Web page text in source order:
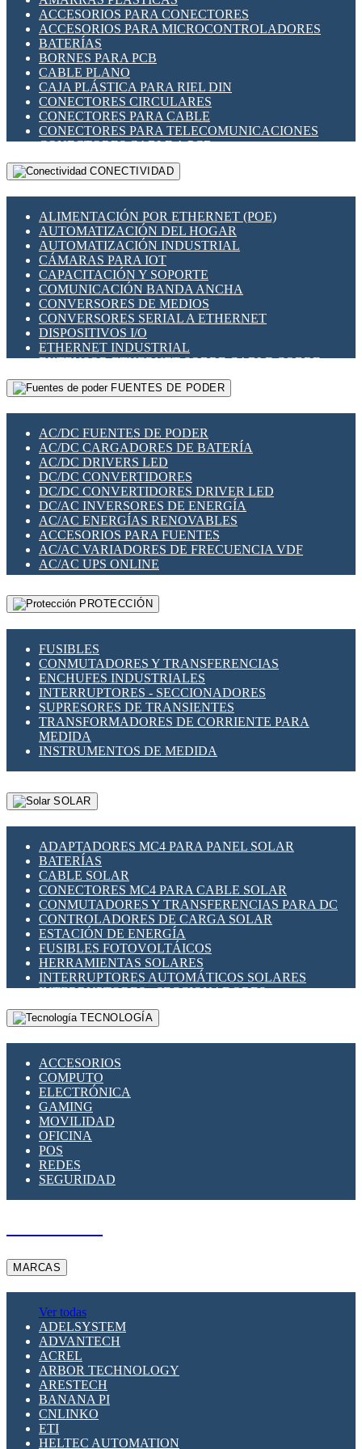
INDICADORES PARA PANEL
INTERFACES DE RELÉ
INTERRUPTORES FIN DE CARRERA
LLAVES CONMUTADORAS
MEDIDORES DE ENERGÍA Y TC'S DE CORRIENTE
MOTORES PASO A PASO
PANTALLAS HMI
PLC -CONTROLADORES LÓGICO PROGRAMABLES
PROGRAMADORES DE HORARIO
RELÉS DE PROTECCIÓN
SENSORES CAPACITIVOS
SENSORES INDUCTIVOS
TEMPORIZADORES
VARIACS
VARIADORES DE FRECUENCIA [VDF]
SECCIONADORES - INTERRUPTORES
MAQUINARIA
ACCESORIOS PARA CONECTORES
ACCESORIOS PARA MICROCONTROLADORES
BATERÍAS
BORNES PARA PCB
CABLE PLANO
CAJA PLÁSTICA PARA RIEL DIN
CONECTORES CIRCULARES
CONECTORES PARA CABLE
CONECTORES PARA TELECOMUNICACIONES
CONECTORES CABLE A PCB
CONECTORES PCB A CABLE
DIP SWITCHES
HERRAMIENTAS VARIAS
ILUMINACIÓN LED
INTERRUPTORES REED
INTERFACES DE RELÉ
OTROS RELÉS
PROTECCIÓN TÉRMICA
RELÉS AUTOMOTRICES
RELÉS DE SEÑAL
RELÉS DE ESTADO SÓLIDO SSR
RELÉS INDUSTRIALES
RELÉS MINIATURA DE POTENCIA
SENSORES MAGNÉTICOS
SWITCH Y MICROSWITCH
TARJETAS PI
UNIÓN Y DERIVACIÓN DE CABLE
CONECTIVIDAD
ALIMENTACIÓN POR ETHERNET (POE)
AUTOMATIZACIÓN DEL HOGAR
AUTOMATIZACIÓN INDUSTRIAL
CÁMARAS PARA IOT
CAPACITACIÓN Y SOPORTE
COMUNICACIÓN BANDA ANCHA
CONVERSORES DE MEDIOS
CONVERSORES SERIAL A ETHERNET
DISPOSITIVOS I/O
ETHERNET INDUSTRIAL
EXTENSOR ETHERNET SOBRE CABLE COBRE
GATEWAY LORAWAN
GESTIÓN DE REDES
PLACAS MODULARES IOT
SWITCHES Y REDES WIFI
SOLUCIONES IOT
SOLUCIONES LORAWAN
SOLUCIONES RED CELULAR
SEGURIDAD PARA REDES
SWITCHES LAN
TELEFONÍA IP (VOIP)
VIGILANCIA IP (CCTV)
MESHTASTIC
FUENTES DE PODER
AC/DC FUENTES DE PODER
AC/DC CARGADORES DE BATERÍA
AC/DC DRIVERS LED
DC/DC CONVERTIDORES
DC/DC CONVERTIDORES DRIVER LED
DC/AC INVERSORES DE ENERGÍA
AC/AC ENERGÍAS RENOVABLES
ACCESORIOS PARA FUENTES
AC/AC VARIADORES DE FRECUENCIA VDF
AC/AC UPS ONLINE
PROTECCIÓN
FUSIBLES
CONMUTADORES Y TRANSFERENCIAS
ENCHUFES INDUSTRIALES
INTERRUPTORES - SECCIONADORES
SUPRESORES DE TRANSIENTES
TRANSFORMADORES DE CORRIENTE PARA
MEDIDA
INSTRUMENTOS DE MEDIDA
SOLAR
ADAPTADORES MC4 PARA PANEL SOLAR
BATERÍAS
CABLE SOLAR
CONECTORES MC4 PARA CABLE SOLAR
CONMUTADORES Y TRANSFERENCIAS PARA DC
CONTROLADORES DE CARGA SOLAR
ESTACIÓN DE ENERGÍA
FUSIBLES FOTOVOLTÁICOS
HERRAMIENTAS SOLARES
INTERRUPTORES AUTOMÁTICOS SOLARES
INTERRUPTORES - SECCIONADORES
FOTOVOLTÁICOS
MONTAJE PANEL SOLAR
SUPRESOR DE TRANSIENTES SPDS PARA
APLICACIONES FOTOVOLTAICAS
TECNOLOGÍA
ACCESORIOS
COMPUTO
ELECTRÓNICA
GAMING
MOVILIDAD
OFICINA
POS
REDES
SEGURIDAD
MARCAS
Ver todas
ADELSYSTEM
ADVANTECH
ACREL
ARBOR TECHNOLOGY
ARESTECH
BANANA PI
CNLINKO
ETI
HELTEC AUTOMATION